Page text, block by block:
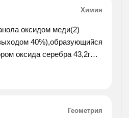
Химия
оксидом меди(2)
40%),образующийся
оксида серебра 43,2г
Геометрия